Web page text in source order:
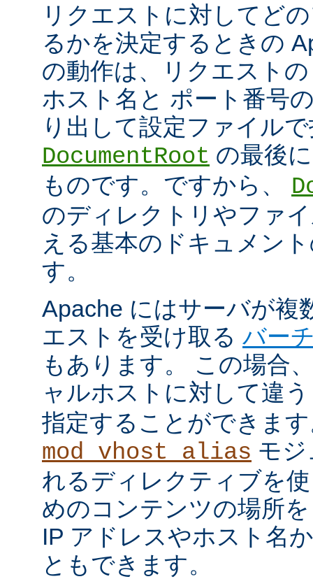
リクエストに対してど
るかを決定するときの
の動作は、リクエスト
ホスト名と ポート番号
り出して設定ファイル
DocumentRoot の最後
ものです。ですから、
のディレクトリやファ
える基本のドキュメン
す。
Apache にはサーバが複
エストを受け取る バー
もあります。 この場合
ャルホストに対して違
指定することができま
mod_vhost_alias モ
れるディレクティブを
めのコンテンツの場所
IP アドレスやホスト名
ともできます。